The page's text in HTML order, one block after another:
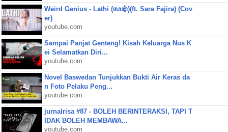
Weird Genius - Lathi (ꦭꦛꦶ)(ft. Sara Fajira) (Cov
er)
youtube.com
Sampai Panjat Genteng! Kisah Keluarga Nus K
ei Selamatkan Diri...
youtube.com
Novel Baswedan Tunjukkan Bukti Air Keras da
n Foto Pelaku Peng...
youtube.com
jurnalrisa #87 - BOLEH BERINTERAKSI, TAPI T
IDAK BOLEH MEMBAWA...
youtube.com